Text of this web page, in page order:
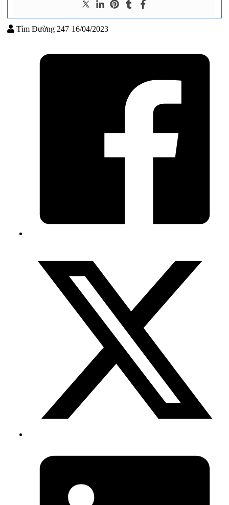
Tìm Đường 247-16/04/2023